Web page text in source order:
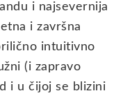
i najsevernija
i završna
intuitivno
(i zapravo
i u čijoj se blizini